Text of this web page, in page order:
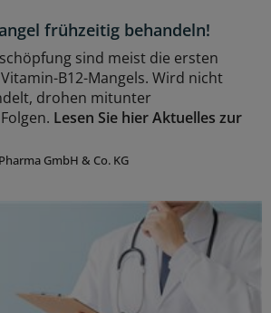
frühzeitig behandeln!
sind meist die ersten
B12-Mangels. Wird nicht
drohen mitunter
Lesen Sie hier Aktuelles zur
GmbH & Co. KG